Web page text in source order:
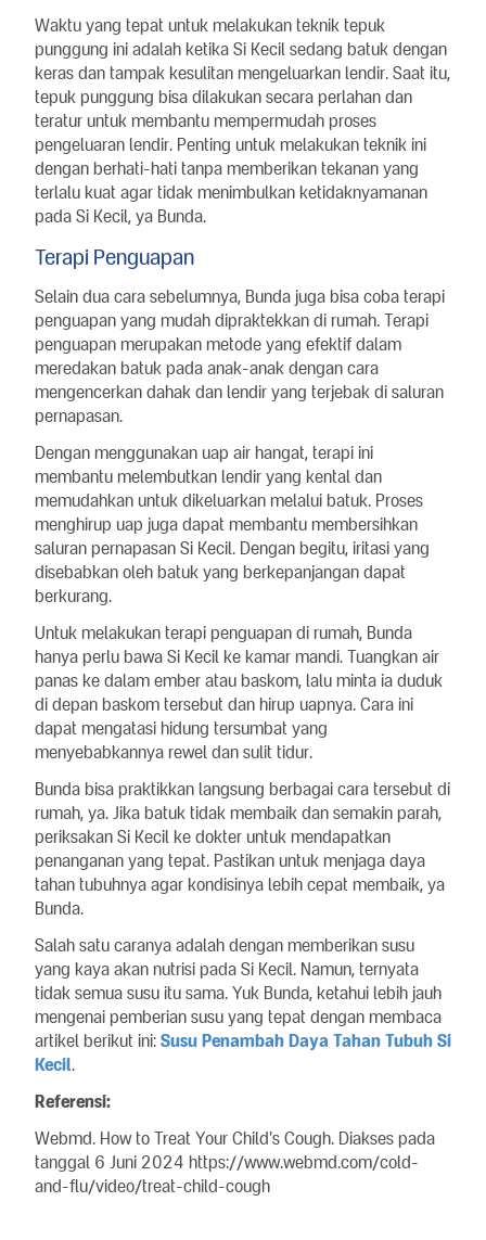
Waktu yang tepat untuk melakukan teknik tepuk
punggung ini adalah ketika Si Kecil sedang batuk dengan
keras dan tampak kesulitan mengeluarkan lendir. Saat itu,
tepuk punggung bisa dilakukan secara perlahan dan
teratur untuk membantu mempermudah proses
pengeluaran lendir. Penting untuk melakukan teknik ini
dengan berhati-hati tanpa memberikan tekanan yang
terlalu kuat agar tidak menimbulkan ketidaknyamanan
pada Si Kecil, ya Bunda.
Terapi Penguapan
Selain dua cara sebelumnya, Bunda juga bisa coba terapi
penguapan yang mudah dipraktekkan di rumah. Terapi
penguapan merupakan metode yang efektif dalam
meredakan batuk pada anak-anak dengan cara
mengencerkan dahak dan lendir yang terjebak di saluran
pernapasan.
Dengan menggunakan uap air hangat, terapi ini
membantu melembutkan lendir yang kental dan
memudahkan untuk dikeluarkan melalui batuk. Proses
menghirup uap juga dapat membantu membersihkan
saluran pernapasan Si Kecil. Dengan begitu, iritasi yang
disebabkan oleh batuk yang berkepanjangan dapat
berkurang.
Untuk melakukan terapi penguapan di rumah, Bunda
hanya perlu bawa Si Kecil ke kamar mandi. Tuangkan air
panas ke dalam ember atau baskom, lalu minta ia duduk
di depan baskom tersebut dan hirup uapnya. Cara ini
dapat mengatasi hidung tersumbat yang
menyebabkannya rewel dan sulit tidur.
Bunda bisa praktikkan langsung berbagai cara tersebut di
rumah, ya. Jika batuk tidak membaik dan semakin parah,
periksakan Si Kecil ke dokter untuk mendapatkan
penanganan yang tepat. Pastikan untuk menjaga daya
tahan tubuhnya agar kondisinya lebih cepat membaik, ya
Bunda.
Salah satu caranya adalah dengan memberikan susu
yang kaya akan nutrisi pada Si Kecil. Namun, ternyata
tidak semua susu itu sama. Yuk Bunda, ketahui lebih jauh
mengenai pemberian susu yang tepat dengan membaca
artikel berikut ini: Susu Penambah Daya Tahan Tubuh Si
Kecil.
Referensi:
Webmd. How to Treat Your Child's Cough. Diakses pada
tanggal 6 Juni 2024 https://www.webmd.com/cold-
and-flu/video/treat-child-cough